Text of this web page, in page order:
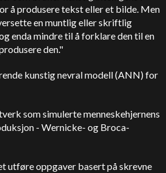
å produsere tekst eller et bilde. Men
en muntlig eller skriftlig
enda mindre til å forklare den til en
den."
kunstig nevral modell (ANN) for
som simulerte menneskehjernens
- Wernicke- og Broca-
utføre oppgaver basert på skrevne